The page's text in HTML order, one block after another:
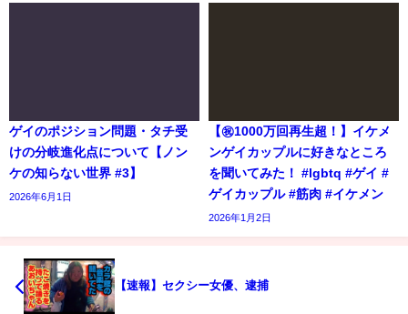
ゲイのポジション問題・タチ受
けの分岐進化点について【ノン
ケの知らない世界 #3】
2026年6月1日
【㊗️1000万回再生超！】イケメ
ンゲイカップルに好きなところ
を聞いてみた！ #lgbtq #ゲイ #
ゲイカップル #筋肉 #イケメン
2026年1月2日
【速報】セクシー女優、逮捕